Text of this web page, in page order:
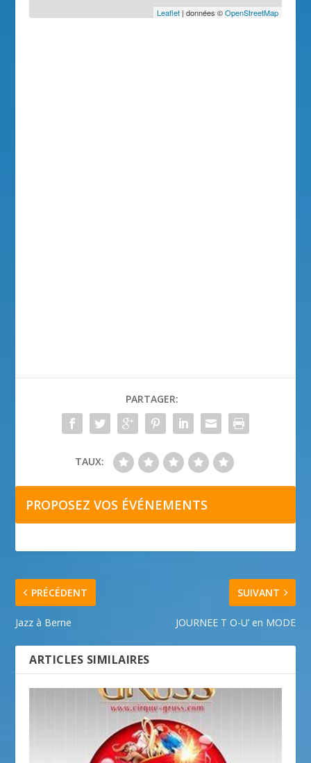
Leaflet| données ©OpenStreetMap
PARTAGER:
TAUX:
PROPOSEZ VOS ÉVÉNEMENTS
PRÉCÉDENT
Jazz à Berne
SUIVANT
JOURNEE T O-U’ en MODE
ARTICLES SIMILAIRES